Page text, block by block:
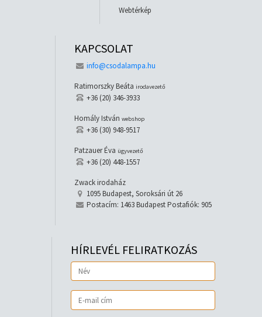
Webtérkép
KAPCSOLAT
info@csodalampa.hu
Ratimorszky Beáta irodavezető
+36 (20) 346-3933
Homály István webshop
+36 (30) 948-9517
Patzauer Éva ügyvezető
+36 (20) 448-1557
Zwack irodaház
1095 Budapest, Soroksári út 26
Postacím: 1463 Budapest Postafiók: 905
HÍRLEVÉL FELIRATKOZÁS